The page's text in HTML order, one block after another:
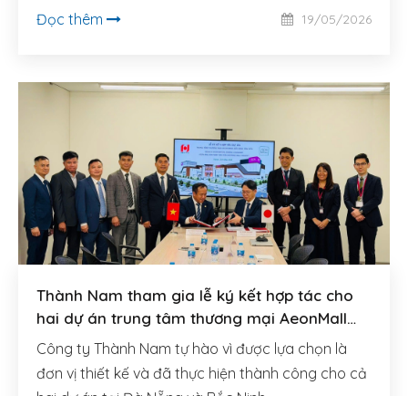
Đọc thêm 19/05/2026
Thành Nam tham gia lễ ký kết hợp tác cho
hai dự án trung tâm thương mại AeonMall
quy mô lớn tại Đà Nẵng và Bắc Ninh
Công ty Thành Nam tự hào vì được lựa chọn là
đơn vị thiết kế và đã thực hiện thành công cho cả